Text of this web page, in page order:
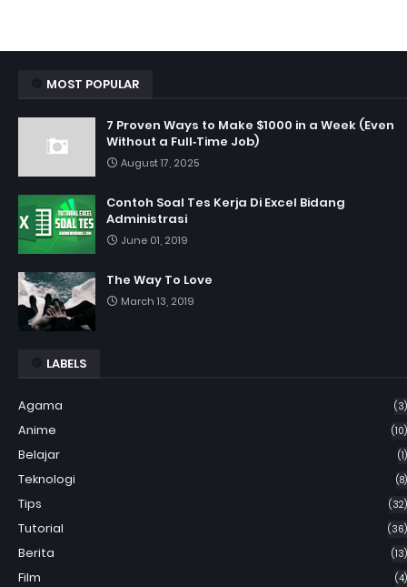
MOST POPULAR
7 Proven Ways to Make $1000 in a Week (Even
Without a Full‑Time Job)
August 17, 2025
Contoh Soal Tes Kerja Di Excel Bidang
Administrasi
June 01, 2019
The Way To Love
March 13, 2019
LABELS
Agama (3)
Anime (10)
Belajar (1)
Teknologi (8)
Tips (32)
Tutorial (36)
Berita (13)
Film (4)